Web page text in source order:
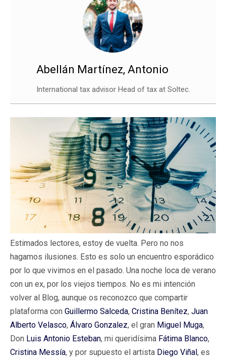
Abellán Martínez, Antonio
International tax advisor Head of tax at Soltec.
Estimados lectores, estoy de vuelta. Pero no nos
hagamos ilusiones. Esto es solo un encuentro esporádico
por lo que vivimos en el pasado. Una noche loca de verano
con un ex, por los viejos tiempos. No es mi intención
volver al Blog, aunque os reconozco que compartir
plataforma con Guillermo Salceda, Cristina Benítez, Juan
Alberto Velasco, Álvaro Gonzalez, el gran Miguel Muga,
Don Luis Antonio Esteban, mi queridísima Fátima Blanco,
Cristina Messía, y por supuesto el artista Diego Viñal, es